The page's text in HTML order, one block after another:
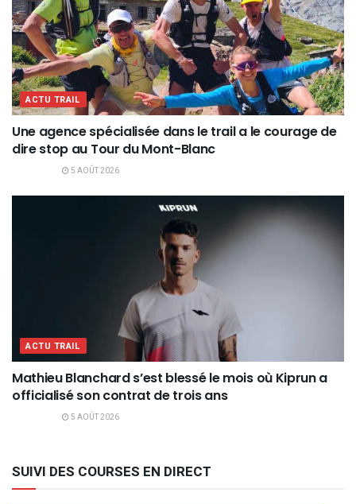
ACTU TRAIL
Une agence spécialisée dans le trail a le courage de
dire stop au Tour du Mont-Blanc
5 AOÛT 2026
ACTU TRAIL
Mathieu Blanchard s’est blessé le mois où Kiprun a
officialisé son contrat de trois ans
5 AOÛT 2026
SUIVI DES COURSES EN DIRECT